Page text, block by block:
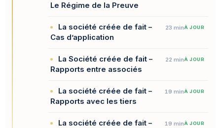
Le Régime de la Preuve
La société créée de fait –
Cas d’application
23 minÀ JOUR
La Société créée de fait –
Rapports entre associés
22 minÀ JOUR
La société créée de fait –
Rapports avec les tiers
19 minÀ JOUR
La société créée de fait –
19 minÀ JOUR